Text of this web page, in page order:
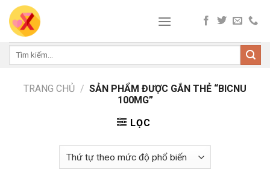
Skip
content
Tìm
TRANG CHỦ / SẢN PHẨM ĐƯỢC GẮN THẺ “BICNU
100MG”
LỌC